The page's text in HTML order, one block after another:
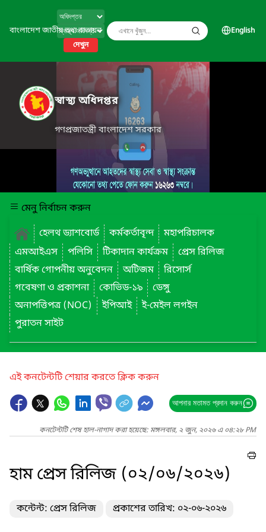
বাংলাদেশ জাতীয় তথ্য বাতায়ন
দেখুন
English
স্বাস্থ্য অধিদপ্তর
গণপ্রজাতন্ত্রী বাংলাদেশ সরকার
মেনু নির্বাচন করুন
হেলথ ড্যাশবোর্ড
কর্মকর্তাবৃন্দ
মহাপরিচালক
এমআইএস
পলিসি টিকাদান কার্যক্রম
প্রেস রিলিজ
বার্ষিক গোপনীয় অনুবেদন
অটিজম
রিসোর্স
গবেষণা ও প্রকাশনা
কোভিড-১৯
ডেঙ্গু
অনাপত্তিপত্র (NOC)
ইপিআই
ই-মেইল লগইন
পুরাতন সাইট
এই কনটেন্টটি শেয়ার করতে ক্লিক করুন
আপনার মতামত প্রদান করুন
কনটেন্টটি শেষ হাল-নাগাদ করা হয়েছে: মঙ্গলবার, ২ জুন, ২০২৬ এ ০৪:২৮ PM
হাম প্রেস রিলিজ (০২/০৬/২০২৬)
কন্টেন্ট: প্রেস রিলিজ প্রকাশের তারিখ: ০২-০৬-২০২৬